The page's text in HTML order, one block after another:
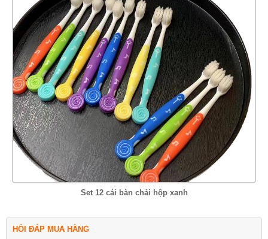
Set 12 cái bàn chải hộp xanh
HỎI ĐÁP MUA HÀNG